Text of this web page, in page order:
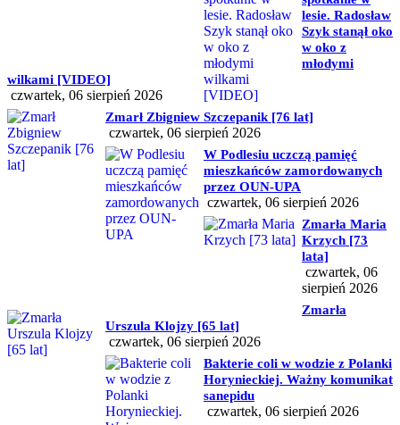
lesie. Radosław
Szyk stanął oko
w oko z
młodymi
wilkami [VIDEO]
czwartek, 06 sierpień 2026
Zmarł Zbigniew Szczepanik [76 lat]
czwartek, 06 sierpień 2026
W Podlesiu uczczą pamięć
mieszkańców zamordowanych
przez OUN-UPA
czwartek, 06 sierpień 2026
Zmarła Maria
Krzych [73
lata]
czwartek, 06
sierpień 2026
Zmarła
Urszula Klojzy [65 lat]
czwartek, 06 sierpień 2026
Bakterie coli w wodzie z Polanki
Horynieckiej. Ważny komunikat
sanepidu
czwartek, 06 sierpień 2026